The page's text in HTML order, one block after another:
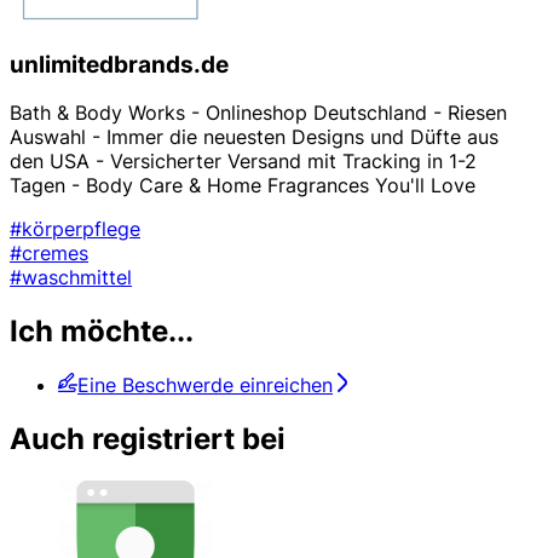
unlimitedbrands.de
Bath & Body Works - Onlineshop Deutschland - Riesen
Auswahl - Immer die neuesten Designs und Düfte aus
den USA - Versicherter Versand mit Tracking in 1-2
Tagen - Body Care & Home Fragrances You'll Love
#körperpflege
#cremes
#waschmittel
Ich möchte...
Eine Beschwerde einreichen
Auch registriert bei